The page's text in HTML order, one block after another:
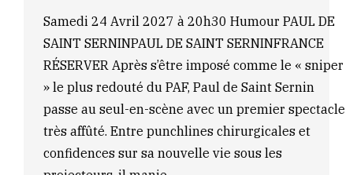
Samedi 24 Avril 2027 à 20h30 Humour PAUL DE
SAINT SERNINPAUL DE SAINT SERNINFRANCE
RÉSERVER Après s’être imposé comme le « sniper
» le plus redouté du PAF, Paul de Saint Sernin
passe au seul-en-scène avec un premier spectacle
très affûté. Entre punchlines chirurgicales et
confidences sur sa nouvelle vie sous les